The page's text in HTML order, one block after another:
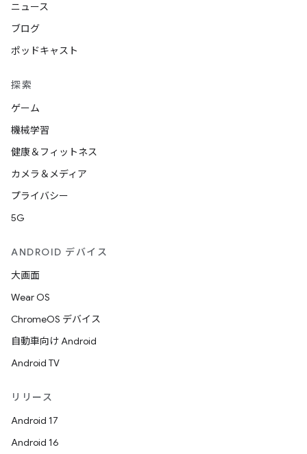
ニュース
ブログ
ポッドキャスト
探索
ゲーム
機械学習
健康＆フィットネス
カメラ＆メディア
プライバシー
5G
ANDROID デバイス
大画面
Wear OS
ChromeOS デバイス
自動車向け Android
Android TV
リリース
Android 17
Android 16